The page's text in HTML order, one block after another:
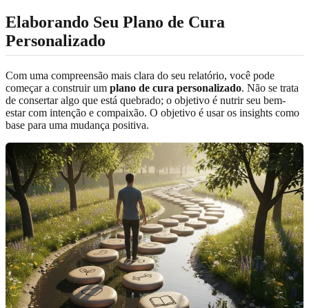
Elaborando Seu Plano de Cura
Personalizado
Com uma compreensão mais clara do seu relatório, você pode
começar a construir um plano de cura personalizado. Não se trata
de consertar algo que está quebrado; o objetivo é nutrir seu bem-
estar com intenção e compaixão. O objetivo é usar os insights como
base para uma mudança positiva.